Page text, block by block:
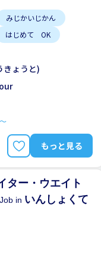
みじかいじかん
はじめて OK
きょうと)
もっと見る
ター・ウエイト
Job in いんしょくて